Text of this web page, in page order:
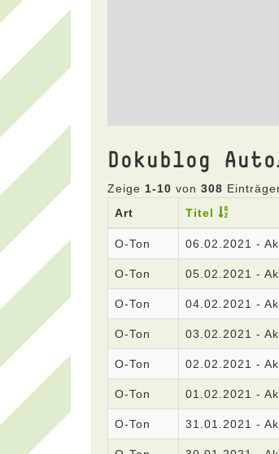
Dokublog
Zeige 1-10 von 308
Art
Titel
O-Ton 06.02.2021 -
O-Ton 05.02.2021 -
O-Ton 04.02.2021 -
O-Ton 03.02.2021 -
O-Ton 02.02.2021 -
O-Ton 01.02.2021 -
O-Ton 31.01.2021 -